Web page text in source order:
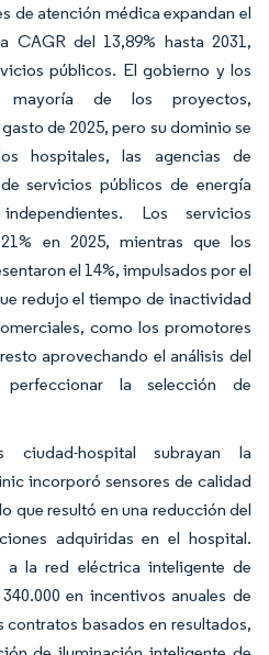
de atención médica expandan el
CAGR del 13,89% hasta 2031,
públicos. El gobierno y los
mayoría de los proyectos,
de 2025, pero su dominio se
hospitales, las agencias de
servicios públicos de energía
Los servicios
en 2025, mientras que los
el 14%, impulsados por el
redujo el tiempo de inactividad
como los promotores
aprovechando el análisis del
la selección de
ciudad-hospital subrayan la
incorporó sensores de calidad
que resultó en una reducción del
adquiridas en el hospital.
a la red eléctrica inteligente de
en incentivos anuales de
contratos basados en resultados,